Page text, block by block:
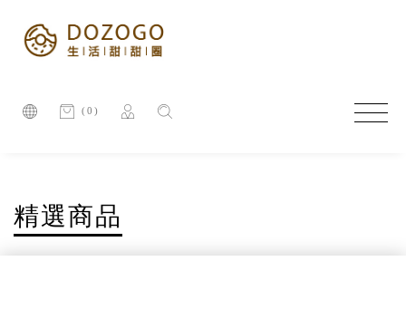
(0)
精選商品